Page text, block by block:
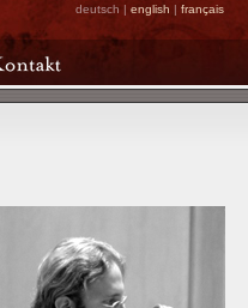
deutsch | english | français